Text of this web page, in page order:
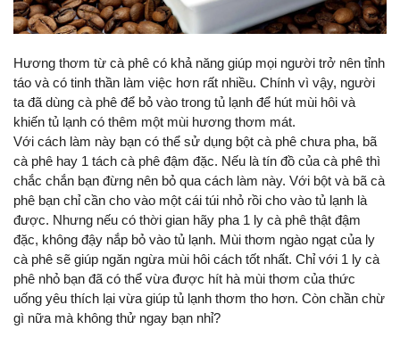
Hương thơm từ cà phê có khả năng giúp mọi người trở nên tỉnh
táo và có tinh thần làm việc hơn rất nhiều. Chính vì vậy, người
ta đã dùng cà phê để bỏ vào trong tủ lạnh để hút mùi hôi và
khiến tủ lạnh có thêm một mùi hương thơm mát.
Với cách làm này bạn có thể sử dụng bột cà phê chưa pha, bã
cà phê hay 1 tách cà phê đậm đặc. Nếu là tín đồ của cà phê thì
chắc chắn bạn đừng nên bỏ qua cách làm này. Với bột và bã cà
phê bạn chỉ cần cho vào một cái túi nhỏ rồi cho vào tủ lạnh là
được. Nhưng nếu có thời gian hãy pha 1 ly cà phê thật đậm
đặc, không đậy nắp bỏ vào tủ lạnh. Mùi thơm ngào ngạt của ly
cà phê sẽ giúp ngăn ngừa mùi hôi cách tốt nhất. Chỉ với 1 ly cà
phê nhỏ bạn đã có thể vừa được hít hà mùi thơm của thức
uống yêu thích lại vừa giúp tủ lạnh thơm tho hơn. Còn chần chừ
gì nữa mà không thử ngay bạn nhỉ?